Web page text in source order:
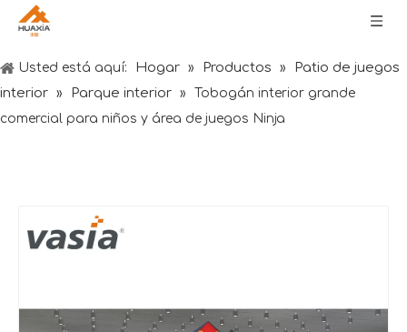
Usted está aquí: Hogar » Productos »
Patio de juegos
interior » Parque interior »
Tobogán interior grande
comercial para niños y área de juegos Ninja